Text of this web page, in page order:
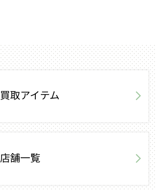
買取アイテム
店舗一覧